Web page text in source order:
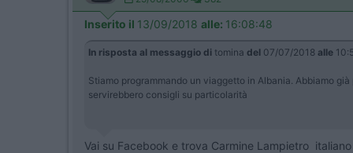
Inserito il 13/09/2018 alle: 16:08:48
In risposta al messaggio di tomina del 07/07/2018 alle
Stiamo programmando un viaggetto in Albania. Abbiamo
servirebbero consigli su particolarità
Vai su Facebook e trova Carmine Lampietro